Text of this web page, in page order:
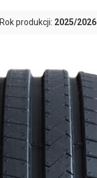
Rok produkcji: 2025/2026